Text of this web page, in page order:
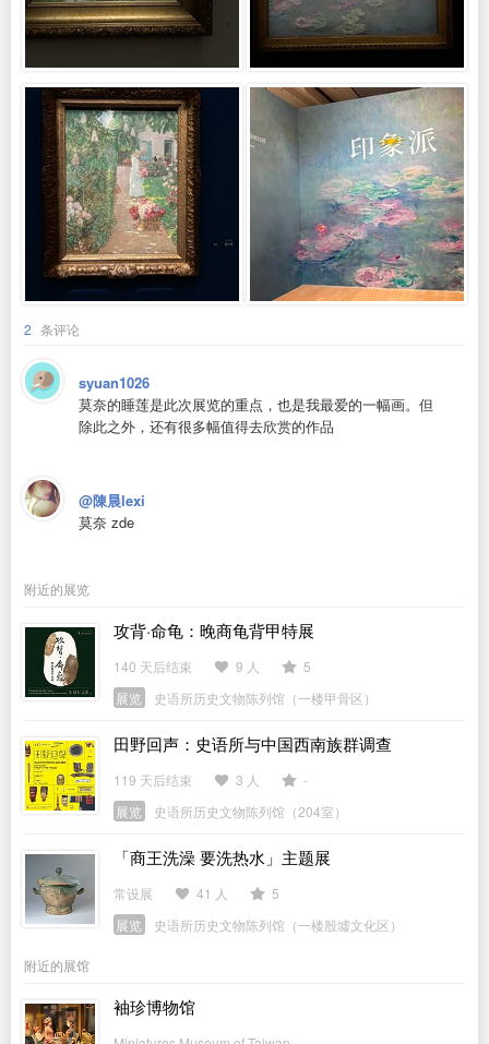
2 条评论
syuan1026
莫奈的睡莲是此次展览的重点，也是我最爱的一幅画。但
除此之外，还有很多幅值得去欣赏的作品
@陳晨lexi
莫奈 zde
附近的展览
攻背·命龟：晚商龟背甲特展
140 天后结束 9 人
5
展览
史语所历史文物陈列馆（一楼甲骨区）
田野回声：史语所与中国西南族群调查
119 天后结束 3 人
-
展览
史语所历史文物陈列馆（204室）
「商王洗澡 要洗热水」主题展
常设展 41 人
5
展览
史语所历史文物陈列馆（一楼殷墟文化区）
附近的展馆
袖珍博物馆